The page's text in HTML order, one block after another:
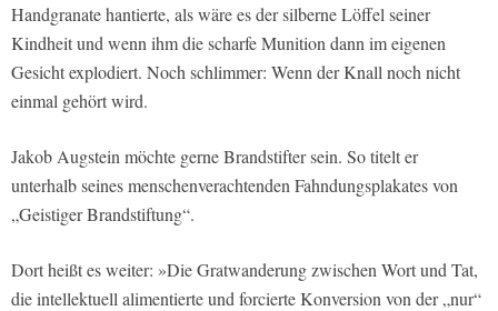
Handgranate hantierte, als wäre es der silberne Löffel seiner
Kindheit und wenn ihm die scharfe Munition dann im eigenen
Gesicht explodiert. Noch schlimmer: Wenn der Knall noch nicht
einmal gehört wird.
Jakob Augstein möchte gerne Brandstifter sein. So titelt er
unterhalb seines menschenverachtenden Fahndungsplakates von
„Geistiger Brandstiftung“.
Dort heißt es weiter: »Die Gratwanderung zwischen Wort und Tat,
die intellektuell alimentierte und forcierte Konversion von der „nur“